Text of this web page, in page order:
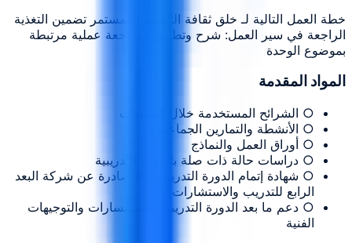
خطة العمل التالية لـ خلق ثقافة التحسين المستمر تضمين التغذية
الراجعة في سير العمل: شرح وتطبيق ومراجعة عملية مرتبطة
بموضوع الوحدة
المواد المقدمة
○ الشرائح المستخدمة خلال الجلسات
○ الأنشطة والتمارين الجماعية
○ أوراق العمل والنماذج
○ دراسات حالة ذات صلة بالدورة التدريبية
○ شهادة إتمام الدورة التدريبية 4D صادرة عن شركة البعد
الرابع للتدريب والاستشارات
○ دعم ما بعد الدورة التدريبية للاستفسارات والتوجيهات
الفنية